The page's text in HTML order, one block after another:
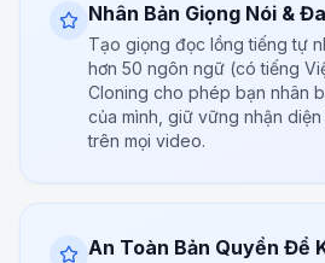
Nhân Bản Giọng Nói &
Tạo giọng đọc lồng tiếng tự
hơn 50 ngôn ngữ (có tiếng
Cloning cho phép bạn nhân
của mình, giữ vững nhận
trên mọi video.
An Toàn Bản Quyền Để